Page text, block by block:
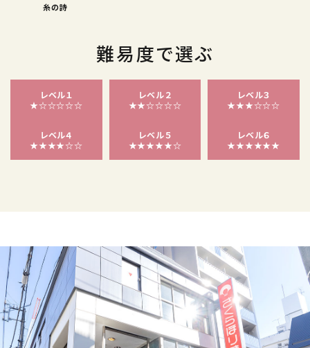
糸の詩
難易度で選ぶ
レベル１
★☆☆☆☆☆
レベル２
★★☆☆☆☆
レベル３
★★★☆☆☆
レベル４
★★★★☆☆
レベル５
★★★★★☆
レベル６
★★★★★★